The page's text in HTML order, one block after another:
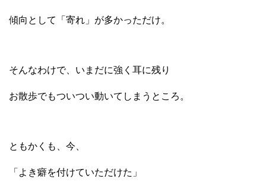
傾向として「寄れ」が多かっただけ。
そんなわけで、いまだに強く耳に残り
お散歩でもついつい動いてしまうところ。
ともかくも、今、
「よき癖を付けていただけた」